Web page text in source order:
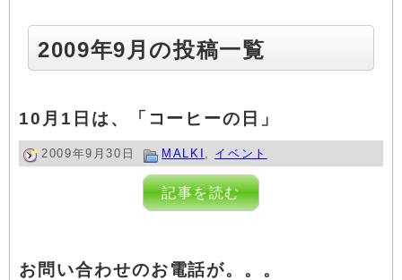
2009年9月の投稿一覧
10月1日は、「コーヒーの日」
2009年9月30日 MALKI , イベント
記事を読む
お問い合わせのお電話が。。。